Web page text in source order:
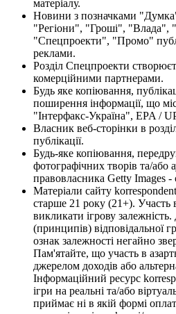
матеріалу.
Новини з позначками
"Регіони", "Гроші", "Влада",
"Спецпроекти", "Промо"
реклами.
Розділ Спецпроекти
комерційними партнерами.
Будь яке копіювання,
поширення інформації, що
"Інтерфакс-Україна", EPA /
Власник веб-сторінки в
публікації.
Будь-яке копіювання,
фотографічних творів та/або
правовласника Getty Images -
Матеріали сайту
старше 21 року (21+). Участь
викликати ігрову
(принципів) відповідальної
ознак залежності негайно
Пам'ятайте, що участь в
джерелом доходів або
Інформаційний ресурс
ігри на реальні та/або
приймає ні в якій формі